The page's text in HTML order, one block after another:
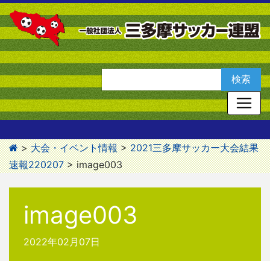
>大会・イベント情報>2021三多摩サッカー大会結果
速報220207>image003
image003
2022年02月07日